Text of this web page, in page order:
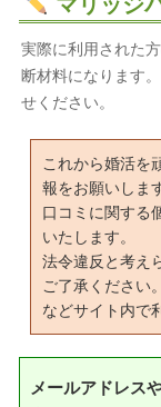
実際に利用された
断材料になります
せください。
これから婚活を
報をお願いしま
口コミに関する
いたします。
法令違反と考え
ご了承ください
などサイト内で
メールアドレス